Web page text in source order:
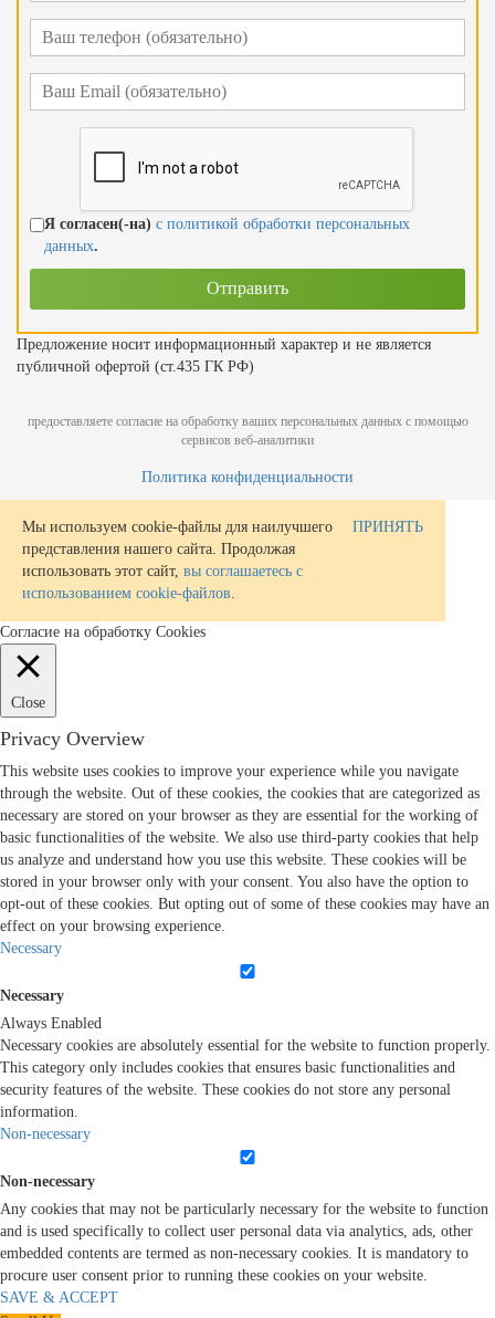
Я согласен(-на) с политикой обработки персональных
данных.
Предложение носит информационный характер и не является
публичной офертой (ст.435 ГК РФ)
предоставляете согласие на обработку ваших персональных данных с помощью
сервисов веб-аналитики
Политика конфиденциальности
Мы используем cookie-файлы для наилучшего
представления нашего сайта. Продолжая
использовать этот сайт, вы соглашаетесь с
использованием cookie-файлов
ПРИНЯТЬ
Согласие на обработку Cookies
Close
Privacy Overview
This website uses cookies to improve your experience while you navigate
through the website. Out of these cookies, the cookies that are categorized as
necessary are stored on your browser as they are essential for the working of
basic functionalities of the website. We also use third-party cookies that help
us analyze and understand how you use this website. These cookies will be
stored in your browser only with your consent. You also have the option to
opt-out of these cookies. But opting out of some of these cookies may have an
effect on your browsing experience.
Necessary
Necessary
Always Enabled
Necessary cookies are absolutely essential for the website to function properly.
This category only includes cookies that ensures basic functionalities and
security features of the website. These cookies do not store any personal
information.
Non-necessary
Non-necessary
Any cookies that may not be particularly necessary for the website to function
and is used specifically to collect user personal data via analytics, ads, other
embedded contents are termed as non-necessary cookies. It is mandatory to
procure user consent prior to running these cookies on your website.
SAVE & ACCEPT